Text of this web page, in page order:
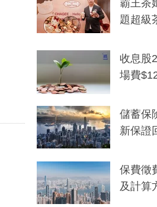
霸王茶
題超級
y及香
收息股
場費
儲蓄保
新保證
保費徵
及計算